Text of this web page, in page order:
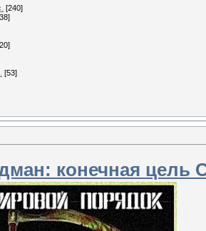
[240]
[53]
конечная